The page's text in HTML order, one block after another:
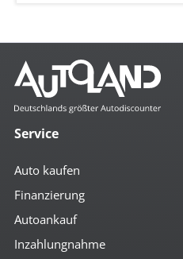
Service
Auto kaufen
Finanzierung
Autoankauf
Inzahlungnahme